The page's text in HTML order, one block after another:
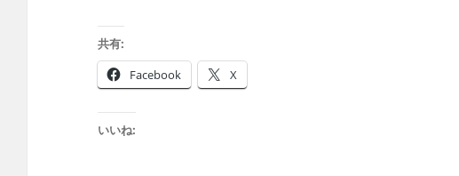
共有:
Facebook
X
いいね: